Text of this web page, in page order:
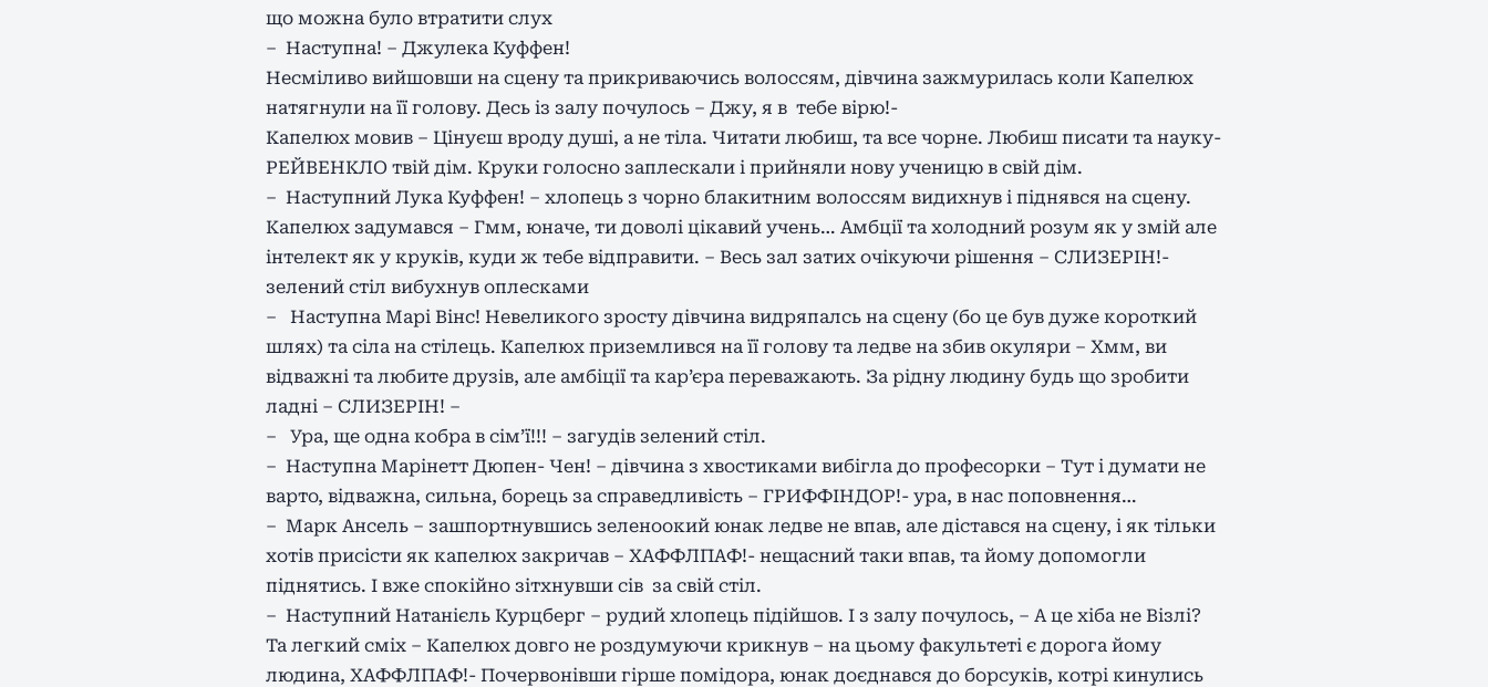
що можна було втратити слух
– Наступна! – Джулека Куффен!
Несміливо вийшовши на сцену та прикриваючись волоссям, дівчина зажмурилась коли Капелюх
натягнули на її голову. Десь із залу почулось – Джу, я в тебе вірю!-
Капелюх мовив – Цінуєш вроду душі, а не тіла. Читати любиш, та все чорне. Любиш писати та науку-
РЕЙВЕНКЛО твій дім. Круки голосно заплескали і прийняли нову ученицю в свій дім.
– Наступний Лука Куффен! – хлопець з чорно блакитним волоссям видихнув і піднявся на сцену.
Капелюх задумався – Гмм, юначе, ти доволі цікавий учень… Амбції та холодний розум як у змій але
інтелект як у круків, куди ж тебе відправити. – Весь зал затих очікуючи рішення – СЛИЗЕРІН!-
зелений стіл вибухнув оплесками
– Наступна Марі Вінс! Невеликого зросту дівчина видряпалсь на сцену (бо це був дуже короткий
шлях) та сіла на стілець. Капелюх приземлився на її голову та ледве на збив окуляри – Хмм, ви
відважні та любите друзів, але амбіції та кар’єра переважають. За рідну людину будь що зробити
ладні – СЛИЗЕРІН! –
– Ура, ще одна кобра в сім’ї!!! – загудів зелений стіл.
– Наступна Марінетт Дюпен- Чен! – дівчина з хвостиками вибігла до професорки – Тут і думати не
варто, відважна, сильна, борець за справедливість – ГРИФФІНДОР!- ура, в нас поповнення…
– Марк Ансель – зашпортнувшись зеленоокий юнак ледве не впав, але дістався на сцену, і як тільки
хотів присісти як капелюх закричав – ХАФФЛПАФ!- нещасний таки впав, та йому допомогли
піднятись. І вже спокійно зітхнувши сів за свій стіл.
– Наступний Натанієль Курцберг – рудий хлопець підійшов. І з залу почулось, – А це хіба не Візлі?
Та легкий сміх – Капелюх довго не роздумуючи крикнув – на цьому факультеті є дорога йому
людина, ХАФФЛПАФ!- Почервонівши гірше помідора, юнак доєднався до борсуків, котрі кинулись